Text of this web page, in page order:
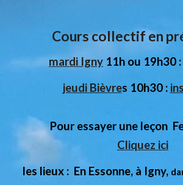
Cours collectif en
mardi Igny 11h ou 19h30 :
jeudi Bièvres 10h30 :
Pour essayer une leçon
Cliquez ici
les lieux : En Essonne, à Igny,